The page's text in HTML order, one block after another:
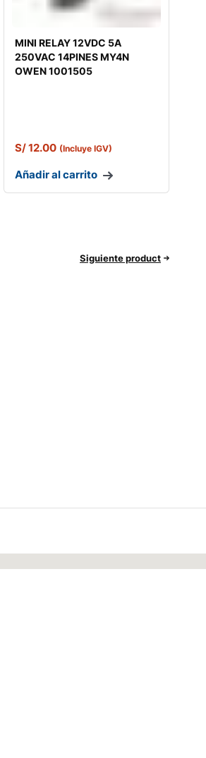
MINI RELAY 12VDC 5A
250VAC 14PINES MY4N
OWEN 1001505
S/12.00 (Incluye IGV)
Añadir al carrito
Siguiente product